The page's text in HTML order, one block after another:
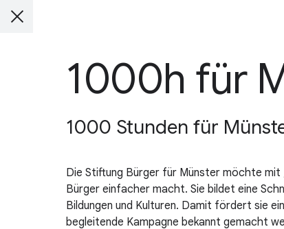
1000h für
1000 Stunden für
Die Stiftung Bürger für Münster möchte mit
Bürger einfacher macht. Sie bildet eine
Bildungen und Kulturen. Damit fördert sie
begleitende Kampagne bekannt gemacht